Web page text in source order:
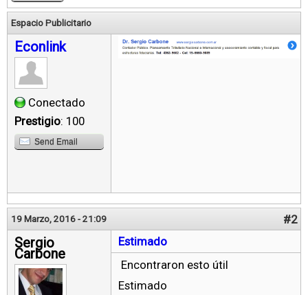
Espacio Publicitario
Econlink
Conectado
Prestigio: 100
Send Email
19 Marzo, 2016 - 21:09 #2
Sergio
Carbone
Estimado
Encontraron esto útil
Estimado